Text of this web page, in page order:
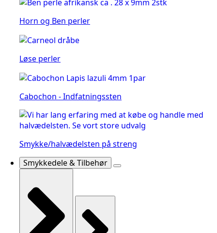
Horn og Ben perler
Løse perler
Cabochon - Indfatningssten
Smykke/halvædelsten på streng
Smykkedele & Tilbehør